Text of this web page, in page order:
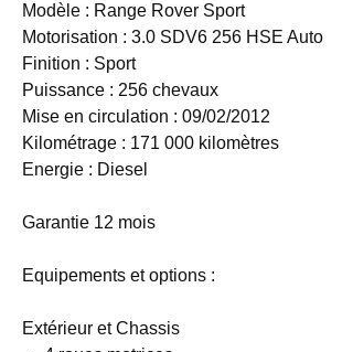
Modèle : Range Rover Sport
Motorisation : 3.0 SDV6 256 HSE Auto
Finition : Sport
Puissance : 256 chevaux
Mise en circulation : 09/02/2012
Kilométrage : 171 000 kilomètres
Energie : Diesel
Garantie 12 mois
Equipements et options :
Extérieur et Chassis